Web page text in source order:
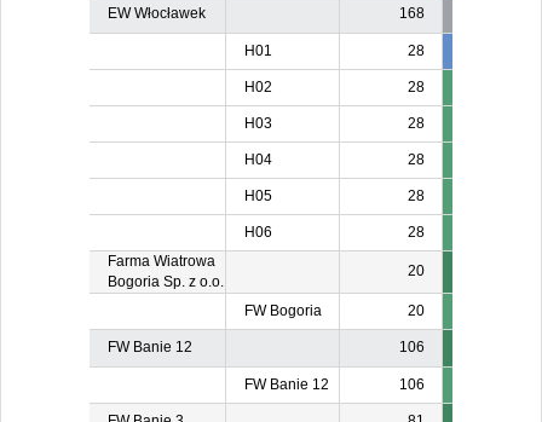
EW Włocławek 168
H01 28
H02 28
H03 28
H04 28
H05 28
H06
28
Farma Wiatrowa
Bogoria Sp. z o.o.
20
FW Bogoria 20
FW Banie 12 106
FW Banie 12 106